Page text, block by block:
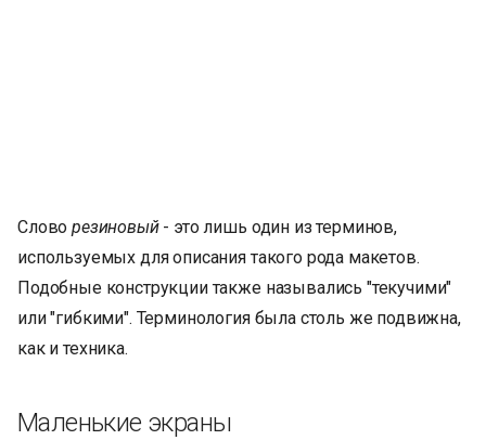
Словорезиновый- это лишь один из терминов,
используемых для описания такого рода макетов.
Подобные конструкции также назывались "текучими"
или "гибкими". Терминология была столь же подвижна,
как и техника.
Маленькие экраны